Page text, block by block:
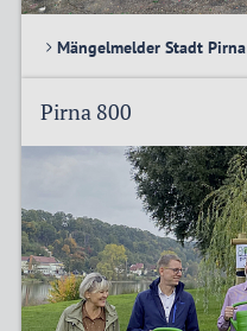
Mängelmelder Stadt Pirna
Pirna 800